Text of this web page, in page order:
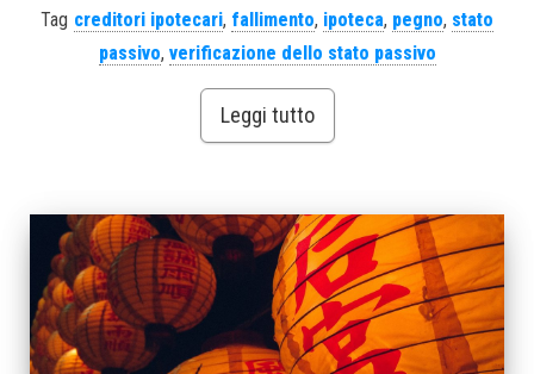
Tag creditori ipotecari, fallimento, ipoteca, pegno, stato
passivo, verificazione dello stato passivo
Leggi tutto